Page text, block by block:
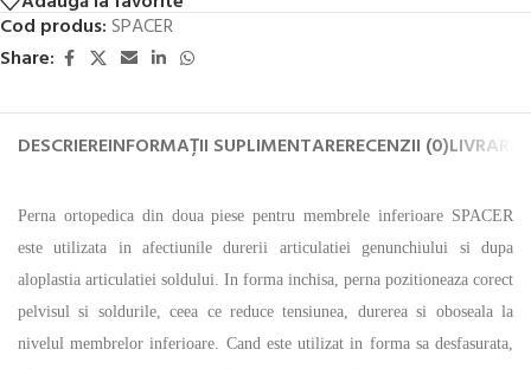
Cod produs:SPACER
Share:
DESCRIEREINFORMAȚII SUPLIMENTARERECENZII (0)LIVRARE
Perna ortopedica din doua piese pentru membrele inferioare SPACER
este utilizata in afectiunile durerii articulatiei genunchiului si dupa
aloplastia articulatiei soldului. In forma inchisa, perna pozitioneaza corect
pelvisul si soldurile, ceea ce reduce tensiunea, durerea si oboseala la
nivelul membrelor inferioare. Cand este utilizat in forma sa desfasurata,